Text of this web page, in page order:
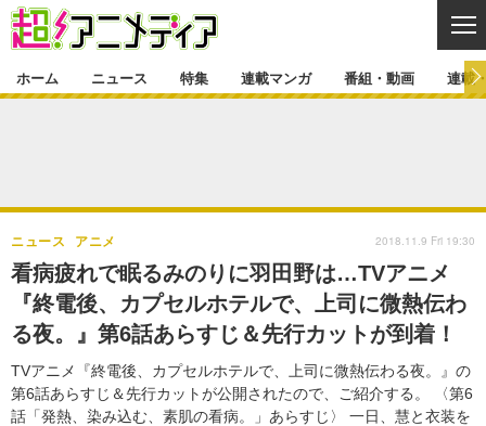
ゲーム・アプリ マンガ
グッズ イベント
声優 コスプレ
舞台 新帝スタ
特集一覧 カバー
ラキりす
連載マンガ
連載マンガ一覧
番組・動画
番組・動画一覧 ラジオ
動画
連載・ブログ
連載・ブログ一覧 コラム
編集部ブログ・お知らせ
ホーム ニュース 特集 連載マンガ 番組・動画 連載
看病疲れで眠るみのりに羽田野は…TVアニメ
『終電後、カプセルホテルで、上司に微熱伝わ
る夜。』第6話あらすじ＆先行カットが到着！
TVアニメ『終電後、カプセルホテルで、上司に微熱伝わる夜。』の
第6話あらすじ＆先行カットが公開されたので、ご紹介する。 〈第6
話「発熱、染み込む、素肌の看病。」あらすじ〉 一日、慧と衣装を
ニュース アニメ 2018.11.9 Fri 19:30